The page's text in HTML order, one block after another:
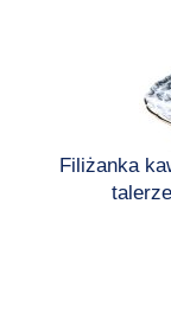
Filiżanka